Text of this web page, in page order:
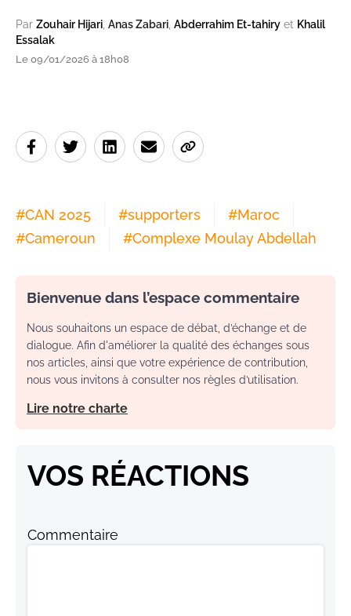
Par Zouhair Hijari Anas Zabari Abderrahim Et-tahiry et Khalil
Essalak
Le 09/01/2026 à 18h08
#CAN 2025 #supporters #Maroc
#Cameroun #Complexe Moulay Abdellah
Bienvenue dans l’espace commentaire
Nous souhaitons un espace de débat, d’échange et de
dialogue. Afin d'améliorer la qualité des échanges sous
nos articles, ainsi que votre expérience de contribution,
nous vous invitons à consulter nos règles d’utilisation.
Lire notre charte
VOS RÉACTIONS
Commentaire